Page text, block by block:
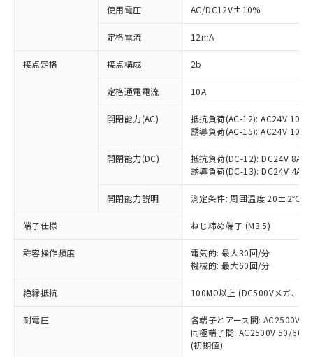
使用電圧 AC/DC12V±10%
定格電流 12mA
接点定格 接点構成 2b
定格通電電流 10A
開閉能力(AC)
抵抗負荷(AC-12): AC24V 10A/
誘導負荷(AC-15): AC24V
開閉能力(DC)
抵抗負荷(DC-12): DC24V 8A/
誘導負荷(DC-13): DC24V 4A/
開閉能力説明 測定条件: 周囲温度 20±2℃、
端子仕様 ねじ締め端子 (M3.5)
許容操作頻度
電気的: 最大30回/分
機械的: 最大60回/分
絶縁抵抗 100MΩ以上 (DC500Vメガ、点
耐電圧
各端子とアース間: AC2500V
同極端子間: AC2500V 50/
(初期値)
ご利用条件
以下の条件をお読みいただき、同意のうえ
ご利用ください。
本サービスは、当社制御機器事業取扱
商品の当社在庫状況および標準価格
(税抜)を提供させていただくもので
当社制御機器事業取扱商品の中には、
本サービスの対象外となる商品もある
ことをご了承ください。
在庫状況および標準価格照会結果は、
記載している更新日時点での社内デー
タに基づき作成されるものであり、閲
覧された時点での実際の在庫および標
準価格とは異なる場合があることをご
※1 対応状況
対応済み：EU RoHS指令（10物質）の
非含有に対応した製品が提供可能な商品で
す。
対応予定：EU RoHS指令（10物質）の非含
有に対応した製品に切り替える予定のある
対応予定なし：EU RoHS指令（10物質）の
非含有に非対応の商品で、対応品を出す予
定はありません。
調査・確認中：EU RoHS指令（10物質）の
非含有の対応状況を調査中または確認中の
非該当品：ライセンス料など無形物で、有
害物質有無と関係のない商品です。
仕入先様の事情により、非含有部品として
いたものが、含有品と判明した場合などや
むを得ず変更することがあります。
六価クロム(Cr(Ⅵ)) 1000ppm以下、ポリ臭化ビフェニル
類(PBB) 1000ppm以下、ポリ臭化ジフェニルエーテル類
「○」：最大均質材料含有率が中国RoHSの
基準値以下であることを示します。
「×」：最大均質材料含有率が中国RoHSの
基準値を超えていることを示します。
「－」：未確認です。当社販売部門へお問
*中国RoHS10物質の基準値 (GB/T26572)：
Pb(鉛) :1000ppm、 Hg(水銀) : 1000ppm、 Cd(カドミウ
Cr(Ⅵ)(六価クロム) : 1000ppm、 PBBs(ポリ臭化ビフェ
当社は、これら貴社製品のうち、外国
為替および外国貿易法に定める商品
（以下｢規制貨物等」という）を輸出
または国外への提供する場合は、日本
国政府の輸出許可(または役務取引許
可)を取得するなどの必要な手続きを